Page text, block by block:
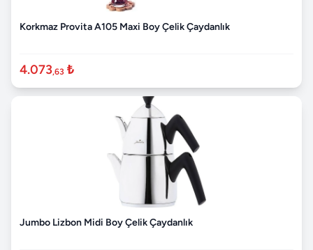
Korkmaz Provita A105 Maxi Boy Çelik Çaydanlık
4.073,63 ₺
Jumbo Lizbon Midi Boy Çelik Çaydanlık